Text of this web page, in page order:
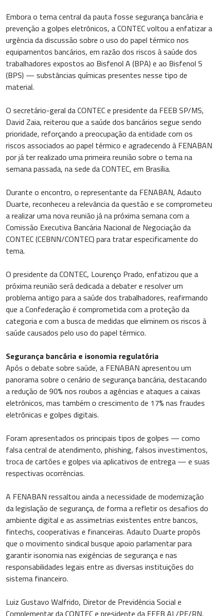
Embora o tema central da pauta fosse segurança bancária e
prevenção a golpes eletrônicos, a CONTEC voltou a enfatizar a
urgência da discussão sobre o uso do papel térmico nos
equipamentos bancários, em razão dos riscos à saúde dos
trabalhadores expostos ao Bisfenol A (BPA) e ao Bisfenol S
(BPS) — substâncias químicas presentes nesse tipo de
material.
O secretário-geral da CONTEC e presidente da FEEB SP/MS,
David Zaia, reiterou que a saúde dos bancários segue sendo
prioridade, reforçando a preocupação da entidade com os
riscos associados ao papel térmico e agradecendo à FENABAN
por já ter realizado uma primeira reunião sobre o tema na
semana passada, na sede da CONTEC, em Brasília.
Durante o encontro, o representante da FENABAN, Adauto
Duarte, reconheceu a relevância da questão e se comprometeu
a realizar uma nova reunião já na próxima semana com a
Comissão Executiva Bancária Nacional de Negociação da
CONTEC (CEBNN/CONTEC) para tratar especificamente do
tema.
O presidente da CONTEC, Lourenço Prado, enfatizou que a
próxima reunião será dedicada a debater e resolver um
problema antigo para a saúde dos trabalhadores, reafirmando
que a Confederação é comprometida com a proteção da
categoria e com a busca de medidas que eliminem os riscos à
saúde causados pelo uso do papel térmico.
Segurança bancária e isonomia regulatória
Após o debate sobre saúde, a FENABAN apresentou um
panorama sobre o cenário de segurança bancária, destacando
a redução de 90% nos roubos a agências e ataques a caixas
eletrônicos, mas também o crescimento de 17% nas fraudes
eletrônicas e golpes digitais.
Foram apresentados os principais tipos de golpes — como
falsa central de atendimento, phishing, falsos investimentos,
troca de cartões e golpes via aplicativos de entrega — e suas
respectivas ocorrências.
A FENABAN ressaltou ainda a necessidade de modernização
da legislação de segurança, de forma a refletir os desafios do
ambiente digital e as assimetrias existentes entre bancos,
fintechs, cooperativas e financeiras. Adauto Duarte propôs
que o movimento sindical busque apoio parlamentar para
garantir isonomia nas exigências de segurança e nas
responsabilidades legais entre as diversas instituições do
sistema financeiro.
Luiz Gustavo Walfrido, Diretor de Previdência Social e
Complementar da CONTEC e presidente da FEEB AL/PE/RN,